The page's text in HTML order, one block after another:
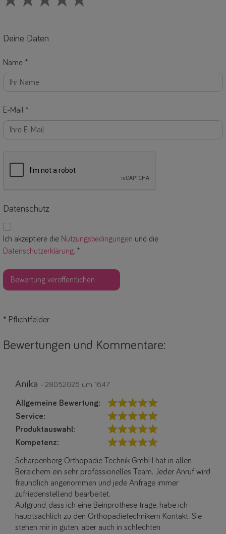
Deine Daten
Name *
E-Mail *
Datenschutz
Ich akzeptiere die Nutzungsbedingungen und die
Datenschutzerklärung. *
* Pflichtfelder
Bewertungen und Kommentare:
Anika - 28.05.2025 um 16:47
Allgemeine Bewertung:
Service:
Produktauswahl:
Kompetenz:
Scharpenberg Orthopädie-Technik GmbH hat in allen
Bereichem ein sehr professionelles Team. Jeder Anruf wird
freundlich angenommen und jede Anfrage immer
zufriedenstellend bearbeitet.
Aufgrund, dass ich eine Beinprothese trage, habe ich
hauptsächlich zu den Orthopädietechnikern Kontakt. Sie
stehen mir in guten, aber auch in schlechten